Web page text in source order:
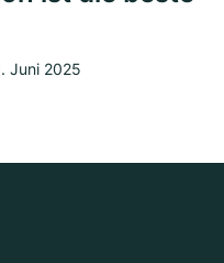
Juni 2025